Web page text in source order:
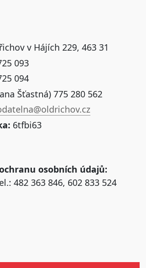
v Hájích 229, 463 31
093
094
Šťastná) 775 280 562
6tfbi63
osobních údajů:
482 363 846, 602 833 524